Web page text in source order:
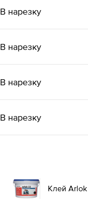
В нарезку
В нарезку
В нарезку
В нарезку
Клей Arlok